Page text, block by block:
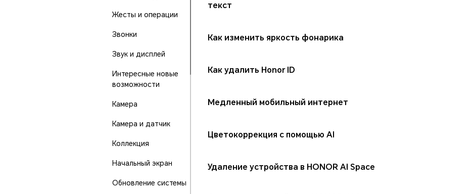
Жесты и операции
Звонки
Звук и дисплей
Интересные новые
возможности
Камера
Камера и датчик
Коллекция
Начальный экран
Обновление системы
текст
Как изменить яркость фонарика
Как удалить Honor ID
Медленный мобильный интернет
Цветокоррекция с помощью AI
Удаление устройства в HONOR AI Space